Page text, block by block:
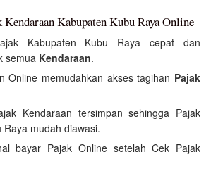
Kabupaten Kubu Raya Online
Kabupaten Kubu Raya cepat dan
semua Kendaraan.
Online memudahkan akses tagihan Pajak
Kendaraan tersimpan sehingga Pajak
Raya mudah diawasi.
bayar Pajak Online setelah Cek Pajak